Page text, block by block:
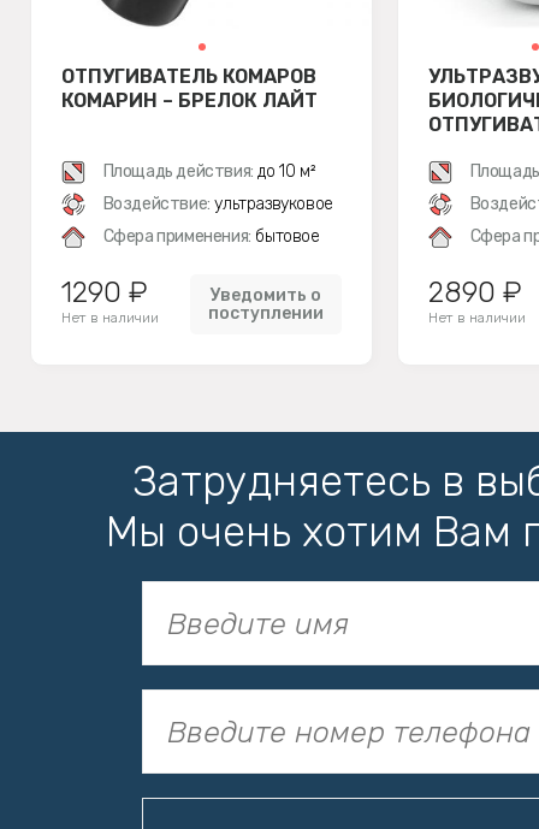
ОТПУГИВАТЕЛЬ КОМАРОВ
КОМАРИН – БРЕЛОК ЛАЙТ
Площадь действия: до 10 м²
Воздействие: ультразвуковое
Сфера применения: бытовое
1290 ₽
Нет в наличии
Уведомить о
поступлении
Сфера
2890 ₽
Нет в наличии
Затрудняетесь в
Мы очень хотим Вам